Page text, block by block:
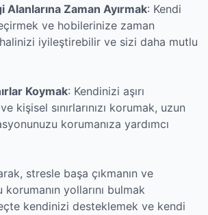
Alanlarına Zaman Ayırmak: Kendi
ve hobilerinize zaman
iyileştirebilir ve sizi daha mutlu
Koymak: Kendinizi aşırı
kişisel sınırlarınızı korumak, uzun
korumanıza yardımcı
stresle başa çıkmanın ve
yollarını bulmak
kendinizi desteklemek ve kendi